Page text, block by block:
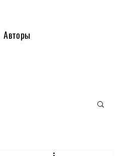
Авторы